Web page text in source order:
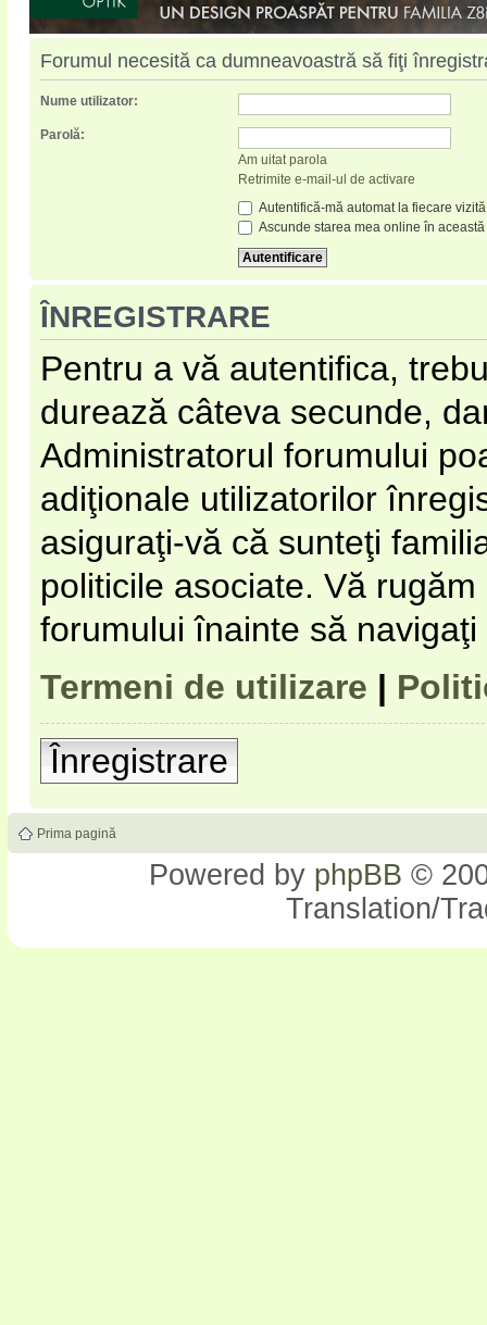
Forumul necesită ca dumneavoastră să fiţi
Nume utilizator:
Parolă:
Am uitat parola
Retrimite e-mail-ul de activare
Autentifică-mă automat la fiecare vizită
Ascunde starea mea online în
ÎNREGISTRARE
Pentru a vă autentifica,
durează câteva secunde,
Administratorul forumului
adiţionale utilizatorilor
asiguraţi-vă că sunteţi
politicile asociate. Vă
forumului înainte să
Termeni de utilizare |
Înregistrare
Prima pagină
Powered by phpBB ©
Translation/